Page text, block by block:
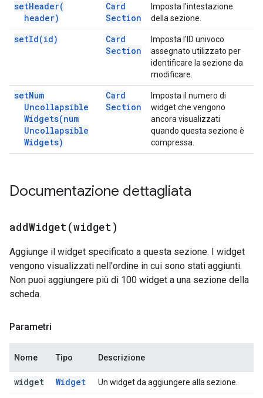
setHeader(
header)
Card
Section
Imposta l'intestazione
della sezione.
setId(id)
Card
Section
Imposta l'ID univoco
assegnato utilizzato per
identificare la sezione da
modificare.
setNum
Uncollapsible
Widgets(num
Uncollapsible
Widgets)
Card
Section
Imposta il numero di
widget che vengono
ancora visualizzati
quando questa sezione è
compressa.
Documentazione dettagliata
addWidget(widget)
Aggiunge il widget specificato a questa sezione. I widget
vengono visualizzati nell'ordine in cui sono stati aggiunti.
Non puoi aggiungere più di 100 widget a una sezione della
scheda.
Parametri
Nome Tipo Descrizione
widget Widget Un widget da aggiungere alla sezione.